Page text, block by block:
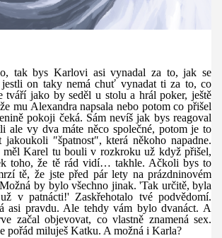
tak bys Karlovi asi vynadal za to, jak se
on taky nemá chuť vynadat ti za to, co
tváří jako by seděl u stolu a hrál poker, ještě
mu Alexandra napsala nebo potom co přišel
pokoji čeká. Sám nevíš jak bys reagoval
ale vy dva máte něco společné, potom je to
jakoukoli ″špatnost″, která někoho napadne.
Karel tu bouli v rozkroku už když přišel,
toho, že tě rád vidí… takhle. Ačkoli bys to
tě, že jste před pár lety na prázdninovém
by bylo všechno jinak. 'Tak určitě, byla
v patnácti!' Zaskřehotalo tvé podvědomí.
asi pravdu. Ale tehdy vám bylo dvanáct. A
začal objevovat, co vlastně znamená sex.
pořád miluješ Katku. A možná i Karla?